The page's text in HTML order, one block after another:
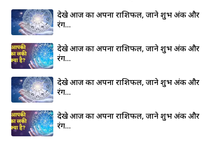
देखे आज का अपना राशिफल, जाने शुभ अंक और
रंग…
देखे आज का अपना राशिफल, जाने शुभ अंक और
रंग…
देखे आज का अपना राशिफल, जाने शुभ अंक और
रंग…
देखे आज का अपना राशिफल, जाने शुभ अंक और
रंग…